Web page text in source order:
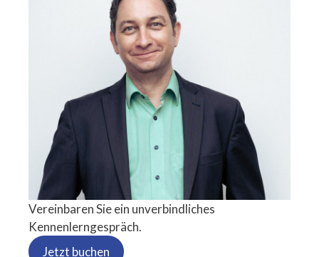
Vereinbaren Sie ein unverbindliches
Kennenlerngespräch.
Jetzt buchen